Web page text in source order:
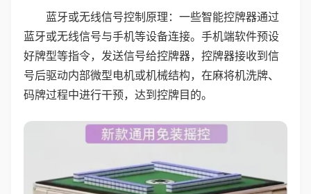
蓝牙或无线信号控制原理：一些智能控牌器通过
蓝牙或无线信号与手机等设备连接。手机端软件预设
好牌型等指令，发送信号给控牌器，控牌器接收到信
号后驱动内部微型电机或机械结构，在麻将机洗牌、
码牌过程中进行干预，达到控牌目的。